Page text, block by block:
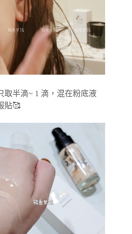
取半滴~ 1 滴，混在粉底液
貼🥰